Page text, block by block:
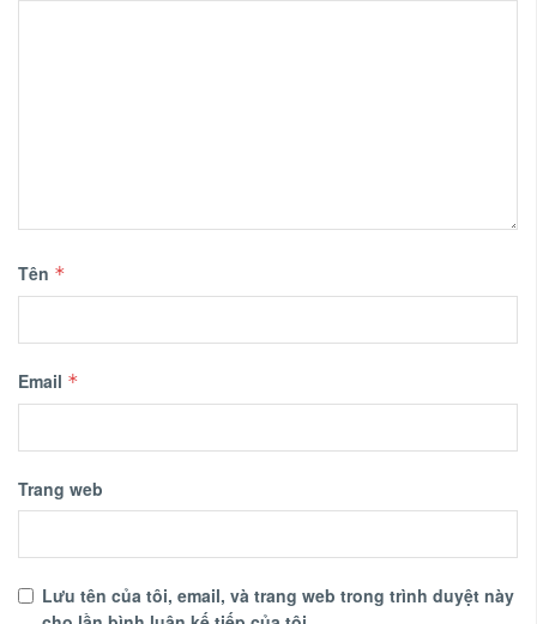
Tên *
Email *
Trang web
Lưu tên của tôi, email, và trang web trong trình duyệt này